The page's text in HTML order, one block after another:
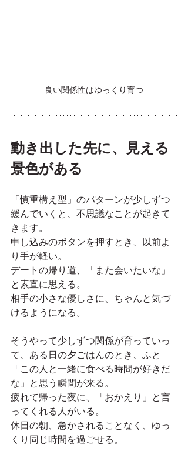
良い関係性はゆっくり育つ
動き出した先に、見える
景色がある
「慎重構え型」のパターンが少しずつ
緩んでいくと、不思議なことが起きて
きます。
申し込みのボタンを押すとき、以前よ
り手が軽い。
デートの帰り道、「また会いたいな」
と素直に思える。
相手の小さな優しさに、ちゃんと気づ
けるようになる。
そうやって少しずつ関係が育っていっ
て、ある日の夕ごはんのとき、ふと
「この人と一緒に食べる時間が好きだ
な」と思う瞬間が来る。
疲れて帰った夜に、「おかえり」と言
ってくれる人がいる。
休日の朝、急かされることなく、ゆっ
くり同じ時間を過ごせる。